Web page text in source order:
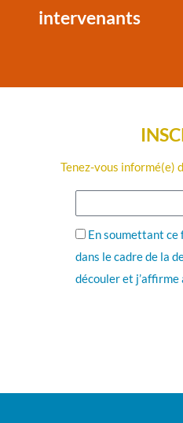
intervenants
Tenez-vous informé(e)
En soumettant
dans le cadre de la
découler et